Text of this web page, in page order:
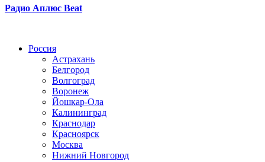
Радио Аплюс Beat
Россия
Астрахань
Белгород
Волгоград
Воронеж
Йошкар-Ола
Калининград
Краснодар
Красноярск
Москва
Нижний Новгород